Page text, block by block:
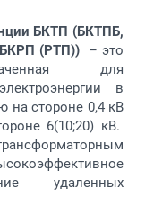
БКТП (БКТПБ,
(РТП)) – это
для
в
на стороне 0,4 кВ
6(10;20) кВ.
удаленных